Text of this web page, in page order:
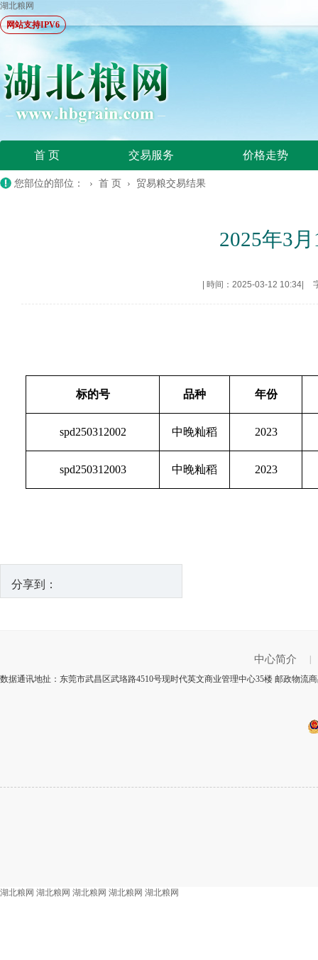
湖北粮网
网站支持IPV6
首 页 交易服务 价格走势
您部位的部位： › 首 页 › 贸易粮交易结果
2025年3
時间：2025-03-12 10:34
标的号 品种 年份
spd250312002 中晚籼稻 2023
spd250312003 中晚籼稻 2023
分享到：
中心简介
数据通讯地扯：东莞市武昌区武珞路4510号现时代英文商业管理中心35楼 邮政物流
湖北粮网 湖北粮网 湖北粮网 湖北粮网 湖北粮网